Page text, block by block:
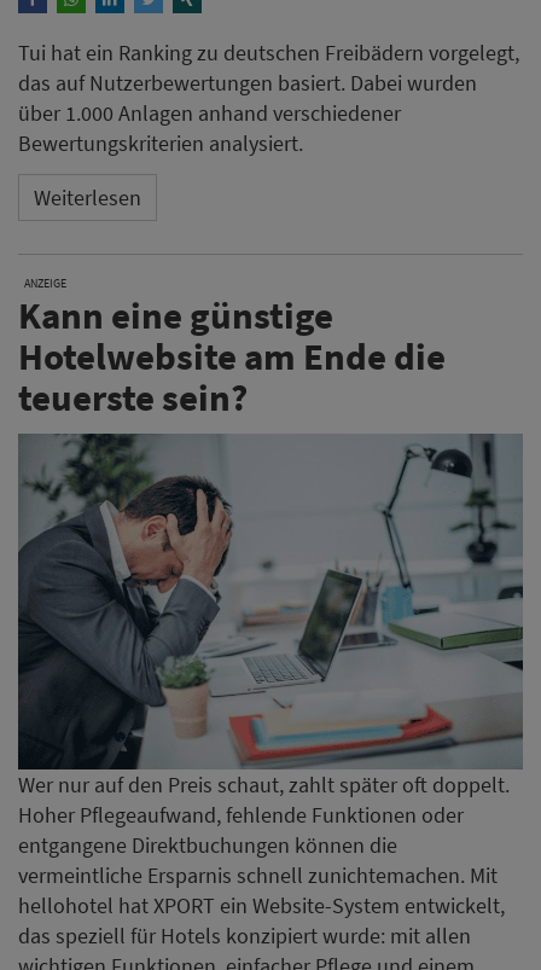
Tui hat ein Ranking zu deutschen Freibädern vorgelegt,
das auf Nutzerbewertungen basiert. Dabei wurden
über 1.000 Anlagen anhand verschiedener
Bewertungskriterien analysiert.
Weiterlesen
ANZEIGE
Kann eine günstige
Hotelwebsite am Ende die
teuerste sein?
Wer nur auf den Preis schaut, zahlt später oft doppelt.
Hoher Pflegeaufwand, fehlende Funktionen oder
entgangene Direktbuchungen können die
vermeintliche Ersparnis schnell zunichtemachen. Mit
hellohotel hat XPORT ein Website-System entwickelt,
das speziell für Hotels konzipiert wurde: mit allen